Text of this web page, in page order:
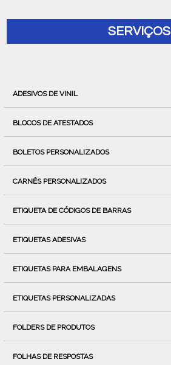
SERVIÇOS
ADESIVOS DE VINIL
BLOCOS DE ATESTADOS
BOLETOS PERSONALIZADOS
CARNÊS PERSONALIZADOS
ETIQUETA DE CÓDIGOS DE BARRAS
ETIQUETAS ADESIVAS
ETIQUETAS PARA EMBALAGENS
ETIQUETAS PERSONALIZADAS
FOLDERS DE PRODUTOS
FOLHAS DE RESPOSTAS